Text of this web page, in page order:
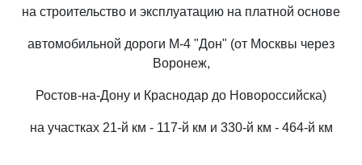
на строительство и эксплуатацию на платной основе
автомобильной дороги М-4 "Дон" (от Москвы через
Воронеж,
Ростов-на-Дону и Краснодар до Новороссийска)
на участках 21-й км - 117-й км и 330-й км - 464-й км